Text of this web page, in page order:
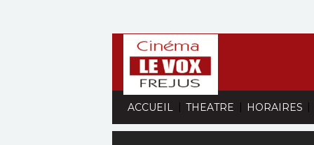
ACCUEIL | THEATRE | HORAIRES |